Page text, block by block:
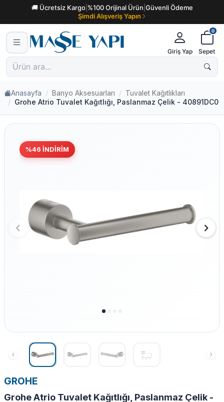
🚚 Ücretsiz Kargo| %100 Orijinal Ürün Güvenli Ödeme
Şimdi Alışveriş Yapın
Giriş Yap
0
Sepet
Anasayfa Banyo Aksesuarları
Tuvalet Kağıtlıkları
Grohe Atrio Tuvalet Kağıtlığı, Paslanmaz Çelik - 40891DC0
%46 İNDIRIM
GROHE
Grohe Atrio Tuvalet Kağıtlığı, Paslanmaz Çelik -